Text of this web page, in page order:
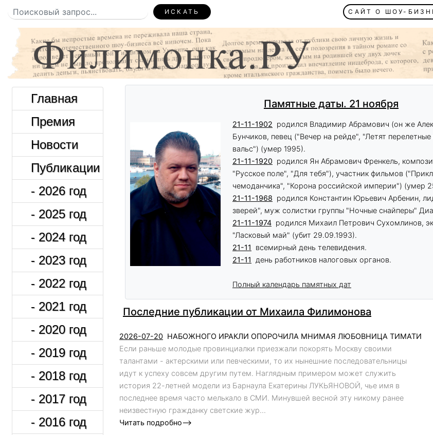
ИСКАТЬ САЙТ О ШОУ-
Главная
Премия
Новости
Публикации
- 2026 год
- 2025 год
- 2024 год
- 2023 год
- 2022 год
- 2021 год
- 2020 год
- 2019 год
- 2018 год
- 2017 год
- 2016 год
Памятные даты. 21 ноября
21-11-1902 родился Владимир Абрамович (он же
Бунчиков, певец ("Вечер на рейде", "Летят
вальс") (умер 1995).
21-11-1920 родился Ян Абрамович Френкель,
"Русское поле", "Для тебя"), участник фильмов
чемоданчика", "Корона российской империи") (умер
21-11-1968 родился Константин Юрьевич Арбенин,
зверей", муж солистки группы "Ночные снайперы"
21-11-1974 родился Михаил Петрович Сухомлинов,
"Ласковый май" (убит 29.09.1993).
21-11
всемирный день телевидения.
21-11
день работников налоговых органов.
Полный календарь памятных дат
Последние публикации от Михаила Филимонова
2026-07-20 НАБОЖНОГО ИРАКЛИ ОПОРОЧИЛА МНИМАЯ ЛЮБОВНИЦА ТИМАТИ
Если раньше молодые провинциалки приезжали покорять Москву своими
талантами - актерскими или певческими, то их нынешние последовательницы
идут к успеху совсем другим путем. Наглядным примером может служить
история 22-летней модели из Барнаула Екатерины ЛУКЬЯНОВОЙ, чье имя в
последнее время часто мелькало в СМИ. Минувшей весной эту никому ранее
неизвестную гражданку светские жур...
Читать подробно-->